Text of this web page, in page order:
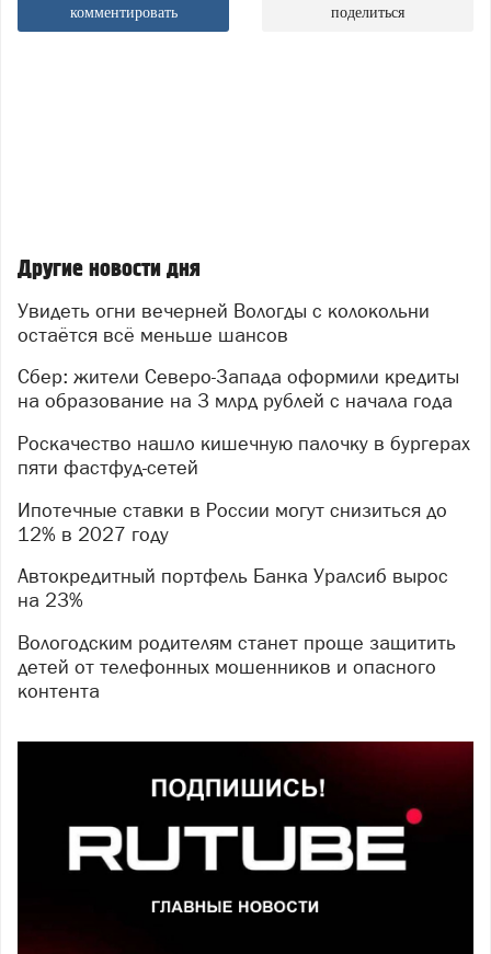
комментировать поделиться
Другие новости дня
Увидеть огни вечерней Вологды с колокольни
остаётся всё меньше шансов
Сбер: жители Северо-Запада оформили кредиты
на образование на 3 млрд рублей с начала года
Роскачество нашло кишечную палочку в бургерах
пяти фастфуд-сетей
Ипотечные ставки в России могут снизиться до
12% в 2027 году
Автокредитный портфель Банка Уралсиб вырос
на 23%
Вологодским родителям станет проще защитить
детей от телефонных мошенников и опасного
контента